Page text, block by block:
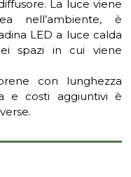
La luce viene
nell’ambiente, è
LED a luce calda
spazi in cui viene
con lunghezza
e costi aggiuntivi è